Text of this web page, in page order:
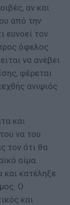
αν και
από την
ευνοεί τον
όφελος
να ανέβει
φέρεται
ανιψιός
και
να του
τον ότι θα
αίμα.
κατέληξε
Ο
και